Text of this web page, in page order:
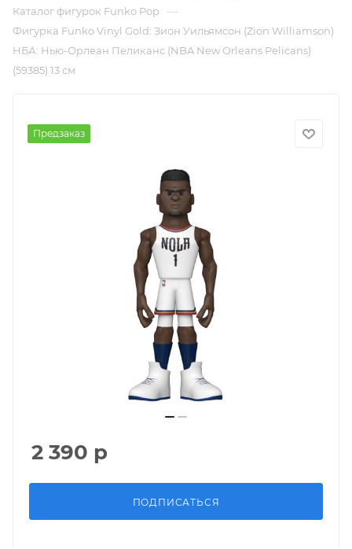
Каталог фигурок Funko Pop —
Фигурка Funko Vinyl Gold: Зион Уильямсон (Zion Williamson)
НБА: Нью-Орлеан Пеликанс (NBA New Orleans Pelicans)
(59385) 13 см
Предзаказ
2 390 р
ПОДПИСАТЬСЯ